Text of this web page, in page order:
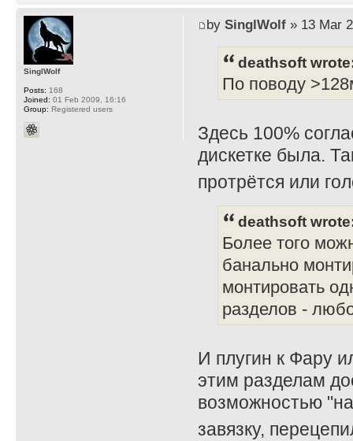
by SinglWolf» 13 Mar
deathsoft
По поводу
Здесь 100%
дискетке была.
протрётся или
deathsoft
Более того
банально
монтировать
разделов -
И плугин к Фару
этим разделам
возможностью
завязку,
SinglWolf
Posts: 168
Joined: 01 Feb 2009, 16:16
Group: Registered users